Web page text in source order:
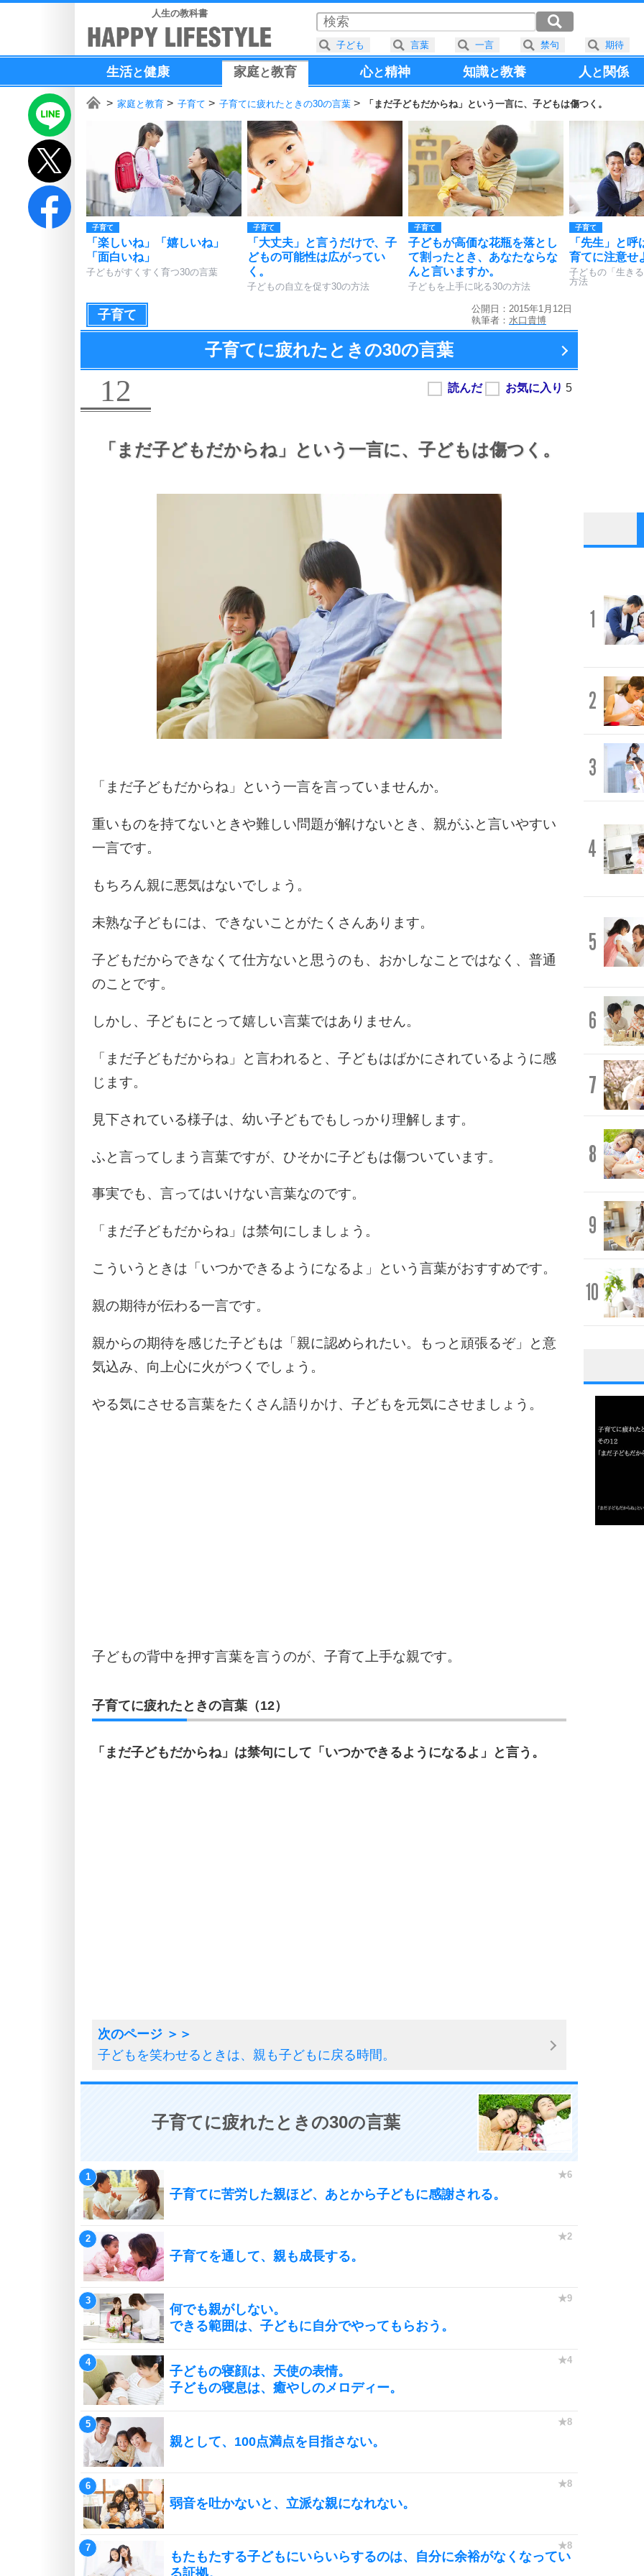
人生の教科書
生活と健康 家庭と教育 心と精神 知識と教養 人と 関係
家庭と教育 子育て 子育てに疲れたときの30の言葉 「まだ子どもだからね」という一言に、子どもは傷つく。
子育て
「楽しいね」「嬉しいね」
「面白いね」
子どもがすくすく育つ30の言葉
子育て
「大丈夫」と言うだけで、子
どもの可能性は広がってい
く。
子どもの自立を促す30の方法
子育て
子どもが高価な花瓶を落とし
て割ったとき、あなたならな
んと言いますか。
子どもを上手に叱る30の方法
子育て
「先生」と
育てに注意せ
子どもの「生き
方法
子育て
公開日：2015年1月12日
執筆者： 水口貴博
子育てに疲れたときの30の言葉
12
「まだ子どもだからね」という一言に、 子どもは傷つく。
「まだ子どもだからね」という一言を言っていませんか。
重いものを持てないときや難しい問題が解けないとき、親がふと言いやすい
一言です。
もちろん親に悪気はないでしょう。
未熟な子どもには、できないことがたくさんあります。
子どもだからできなくて仕方ないと思うのも、おかしなことではなく、普通
のことです。
しかし、子どもにとって嬉しい言葉ではありません。
「まだ子どもだからね」と言われると、子どもはばかにされているように感
じます。
見下されている様子は、幼い子どもでもしっかり理解します。
ふと言ってしまう言葉ですが、ひそかに子どもは傷ついています。
事実でも、言ってはいけない言葉なのです。
「まだ子どもだからね」は禁句にしましょう。
こういうときは「いつかできるようになるよ」という言葉がおすすめです。
親の期待が伝わる一言です。
親からの期待を感じた子どもは「親に認められたい。もっと頑張るぞ」と意
気込み、向上心に火がつくでしょう。
やる気にさせる言葉をたくさん語りかけ、子どもを元気にさせましょう。
子どもの背中を押す言葉を言うのが、子育て上手な親です。
子育てに疲れたときの言葉（12）
「まだ子どもだからね」は禁句にして「いつかできるようになるよ」と言う。
子どもを笑わせるときは、親も子どもに戻る時間。
子育てに疲れたときの30の言葉
子育てに苦労した親ほど、あとから子どもに感謝される。
子育てを通して、親も成長する。
何でも親がしない。
できる範囲は、子どもに自分でやってもらおう。
子どもの寝顔は、天使の表情。
子どもの寝息は、癒やしのメロディー。
親として、100点満点を目指さない。
弱音を吐かないと、立派な親になれない。
もたもたする子どもにいらいらするのは、自分に余裕がなくなってい
1
2
3
4
5
6
7
8
9
10
1
3
子ども 言葉 一言 禁句 期待